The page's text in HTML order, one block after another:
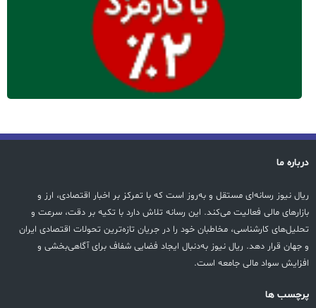
درباره ما
ریال نیوز رسانه‌ای مستقل و به‌روز است که با تمرکز بر اخبار اقتصادی، ارز و
بازارهای مالی فعالیت می‌کند. این رسانه تلاش دارد با تکیه بر دقت، سرعت و
تحلیل‌های کارشناسی، مخاطبان خود را در جریان تازه‌ترین تحولات اقتصادی ایران
و جهان قرار دهد. ریال نیوز به‌دنبال ایجاد فضایی شفاف برای آگاهی‌بخشی و
افزایش سواد مالی جامعه است.
پرچسب ها